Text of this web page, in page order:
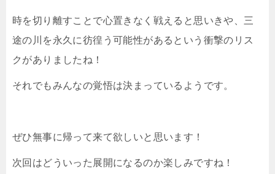
時を切り離すことで心置きなく戦えると思いきや、三
途の川を永久に彷徨う可能性があるという衝撃のリス
クがありましたね！
それでもみんなの覚悟は決まっているようです。
ぜひ無事に帰って来て欲しいと思います！
次回はどういった展開になるのか楽しみですね！